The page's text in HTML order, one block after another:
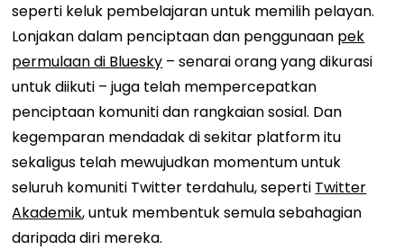
seperti keluk pembelajaran untuk memilih pelayan.
Lonjakan dalam penciptaan dan penggunaan pek
permulaan di Bluesky – senarai orang yang dikurasi
untuk diikuti – juga telah mempercepatkan
penciptaan komuniti dan rangkaian sosial. Dan
kegemparan mendadak di sekitar platform itu
sekaligus telah mewujudkan momentum untuk
seluruh komuniti Twitter terdahulu, seperti Twitter
Akademik, untuk membentuk semula sebahagian
daripada diri mereka.